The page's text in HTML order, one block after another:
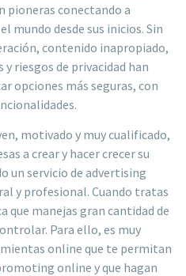
pioneras conectando a
mundo desde sus inicios. Sin
contenido inapropiado,
riesgos de privacidad han
opciones más seguras, con
motivado y muy cualificado,
a crear y hacer crecer su
un servicio de advertising
y profesional. Cuando tratas
manejas gran cantidad de
Para ello, es muy
online que te permitan
online y que hagan